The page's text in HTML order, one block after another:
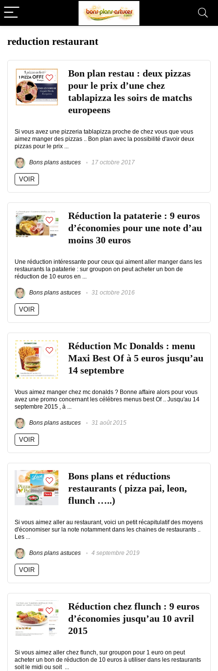
reduction restaurant
Bon plan restau : deux pizzas
pour le prix d’une chez
tablapizza les soirs de matchs
europeens
Si vous avez une pizzeria tablapizza proche de chez vous que vous
aimez manger des pizzas .. Bon plan avec la possibilité d'avoir deux
pizzas pour le prix ...
Bons plans astuces 17 octobre 2017
VOIR
Réduction la pataterie : 9 euros
d’économies pour une note d’au
moins 30 euros
Une réduction intéressante pour ceux qui aiment aller manger dans les
restaurants la pataterie : sur groupon on peut acheter un bon de
réduction de 10 euros en ...
Bons plans astuces 31 octobre 2016
VOIR
Réduction Mc Donalds : menu
Maxi Best Of à 5 euros jusqu’au
14 septembre
Vous aimez manger chez mc donalds ? Bonne affaire alors pour vous
avez une promo concernant les célébres menus best Of .. Jusqu'au 14
septembre 2015 , à ...
Bons plans astuces 31 août 2015
VOIR
Bons plans et réductions
restaurants ( pizza pai, leon,
flunch …..)
Si vous aimez aller au restaurant, voici un petit récapitulatif des moyens
d'économiser sur la note notamment dans les chaines de restaurants ..
Les ...
Bons plans astuces 4 septembre 2019
VOIR
Réduction chez flunch : 9 euros
d’économies jusqu’au 10 avril
2015
Si vous aimez aller chez flunch, sur groupon pour 1 euro on peut
acheter un bon de réduction de 10 euros à utiliser dans les restaurants
soit le midi ou soit ...